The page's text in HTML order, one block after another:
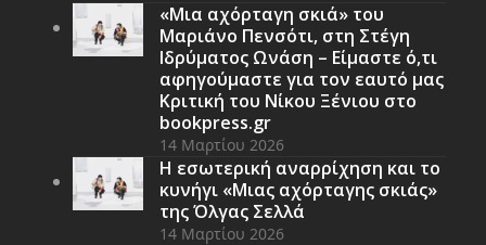
«Μια αχόρταγη σκιά» του
Μαριάνο Πενσότι, στη Στέγη
Ιδρύματος Ωνάση – Είμαστε ό,τι
αφηγούμαστε για τον εαυτό μας
Κριτική του Νίκου Ξένιου στο
bookpress.gr
14 Μαρτίου 2026
Η εσωτερική αναρρίχηση και το
κυνήγι «Μιας αχόρταγης σκιάς»
της Όλγας Σελλά
14 Μαρτίου 2026